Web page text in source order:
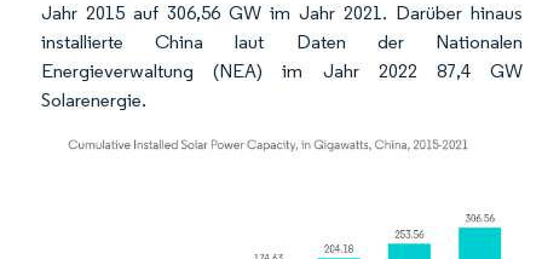
Jahr 2015 auf 306,56 GW im Jahr 2021. Darüber hinaus
installierte China laut Daten der Nationalen
Energieverwaltung (NEA) im Jahr 2022 87,4 GW
Solarenergie.